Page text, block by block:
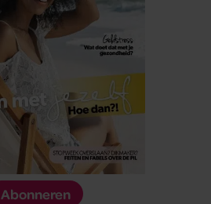
Abonneren